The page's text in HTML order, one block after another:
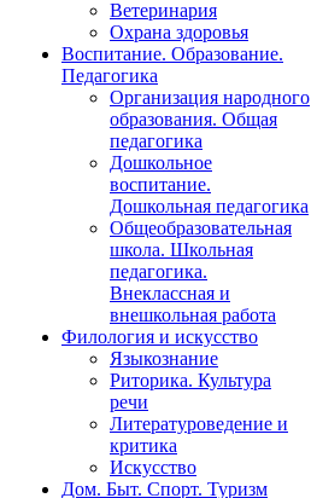
Ветеринария
Охрана здоровья
Воспитание. Образование.
Педагогика
Организация народного
образования. Общая
педагогика
Дошкольное
воспитание.
Дошкольная педагогика
Общеобразовательная
школа. Школьная
педагогика.
Внеклассная и
внешкольная работа
Филология и искусство
Языкознание
Риторика. Культура
речи
Литературоведение и
критика
Искусство
Дом. Быт. Спорт. Туризм